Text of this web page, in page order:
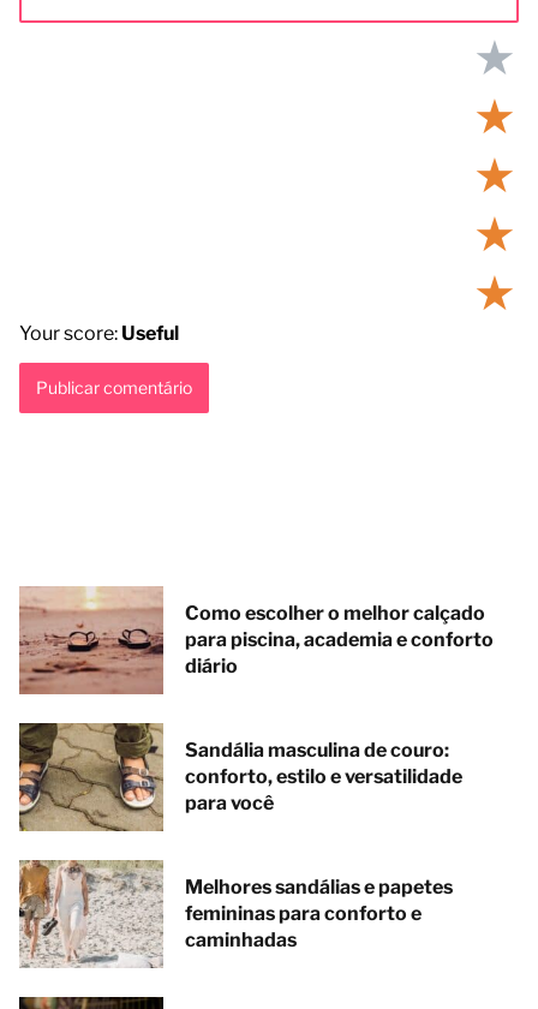
★
★
★
★
★
Your score: Useful
Como escolher o melhor calçado
para piscina, academia e conforto
diário
Sandália masculina de couro:
conforto, estilo e versatilidade
para você
Melhores sandálias e papetes
femininas para conforto e
caminhadas